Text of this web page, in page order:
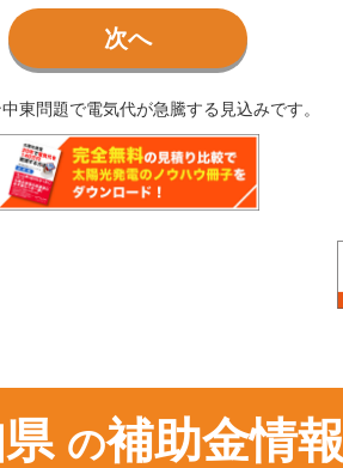
次へ
東問題で電気代が急騰する見込みです。
の補助金情報